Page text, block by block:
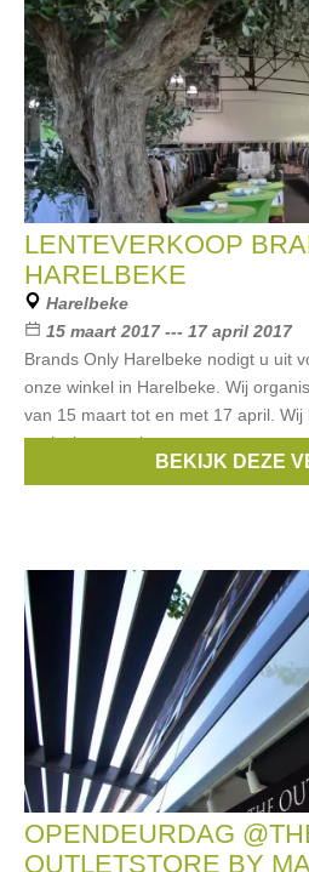
LENTEVERKOOP
HARELBEKE
Harelbeke
15 maart 2017 --- 17 april 2017
Brands Only Harelbeke nodigt u uit
onze winkel in Harelbeke. Wij
van 15 maart tot en met 17 april.
exclusieve merken voor
Guess,Armani,Diesel,
BEKIJK DEZE
OPENDEURDAG
OUTLETSTORE BY